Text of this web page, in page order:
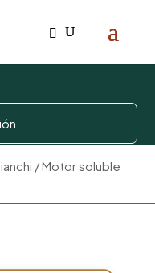
/ Motor soluble